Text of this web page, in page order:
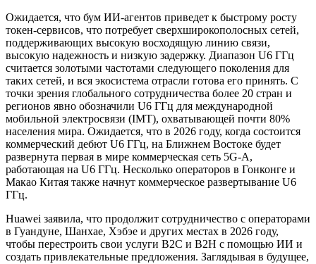
Ожидается, что бум ИИ-агентов приведет к быстрому росту
токен-сервисов, что потребует сверхширокополосных сетей,
поддерживающих высокую восходящую линию связи,
высокую надежность и низкую задержку. Диапазон U6 ГГц
считается золотыми частотами следующего поколения для
таких сетей, и вся экосистема отрасли готова его принять. С
точки зрения глобального сотрудничества более 20 стран и
регионов явно обозначили U6 ГГц для международной
мобильной электросвязи (IMT), охватывающей почти 80%
населения мира. Ожидается, что в 2026 году, когда состоится
коммерческий дебют U6 ГГц, на Ближнем Востоке будет
развернута первая в мире коммерческая сеть 5G-A,
работающая на U6 ГГц. Несколько операторов в Гонконге и
Макао Китая также начнут коммерческое развертывание U6
ГГц.
Huawei заявила, что продолжит сотрудничество с операторами
в Гуандуне, Шанхае, Хэбэе и других местах в 2026 году,
чтобы перестроить свои услуги B2C и B2H с помощью ИИ и
создать привлекательные предложения. Заглядывая в будущее,